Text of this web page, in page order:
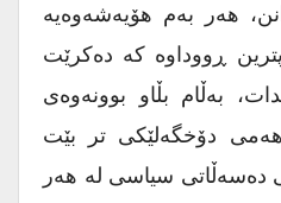
هەر بەم هۆیەشەوەیە
ڕووداوە کە دەکرێت
بەڵام بڵاو بوونەوەی
دۆخگەلێکی تر بێت
سیاسی لە هەر